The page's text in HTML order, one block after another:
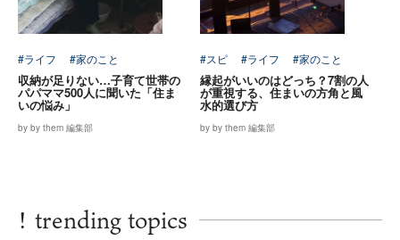
#ライフ #家のこと
収納が足りない…子育て世帯の
パパママ500人に聞いた「住ま
いの悩み」
by by them 編集部
#スピ #ライフ #家のこと
縁起がいいのはどっち？7割の人
が重視する、住まいの方角と風
水的選び方
by by them 編集部
! trending topics